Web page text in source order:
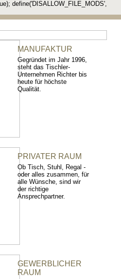
define('DISALLOW_FILE_MODS',
MANUFAKTUR
Gegründet im Jahr 1996,
steht das Tischler-
Unternehmen Richter bis
heute für höchste
Qualität.
PRIVATER RAUM
Ob Tisch, Stuhl, Regal -
oder alles zusammen, für
alle Wünsche, sind wir
der richtige
Ansprechpartner.
GEWERBLICHER
RAUM